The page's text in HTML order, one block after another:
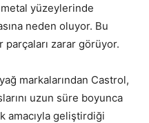
yüzeylerinde
neden oluyor. Bu
parçaları zarar görüyor.
markalarından Castrol,
uzun süre boyunca
amacıyla geliştirdiği